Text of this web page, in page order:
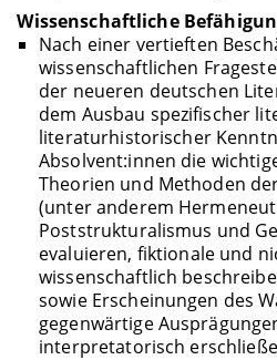
Wissenschaftliche
Nach einer vertieften
wissenschaftlichen
der neueren deutschen
dem Ausbau spezifischer
literaturhistorischer
Absolvent:innen die
Theorien und Methoden
(unter anderem
Poststrukturalismus und
evaluieren, fiktionale und
wissenschaftlich
sowie Erscheinungen des
gegenwärtige
interpretatorisch